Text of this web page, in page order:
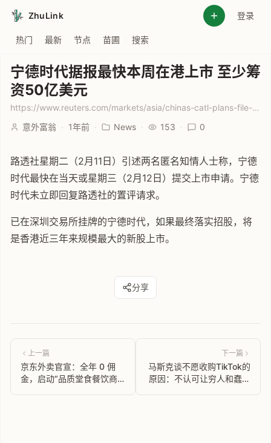
ZhuLink 登录
热门 最新 节点 苗圃 搜索
宁德时代据报最快本周在港上市 至少筹
资50亿美元
https://www.reuters.com/markets/asia/chinas-catl-plans-file-hong-kong-listing-application-raise-least-5-billion-this-2025-02-11/
意外富翁 · 1年前 · News · 153 · 0
路透社星期二（2月11日）引述两名匿名知情人士称，宁德
时代最快在当天或星期三（2月12日）提交上市申请。宁德
时代未立即回复路透社的置评请求。
已在深圳交易所挂牌的宁德时代，如果最终落实招股，将
是香港近三年来规模最大的新股上市。
分享
上一篇
京东外卖官宣：全年 0 佣
金，启动“品质堂食餐饮商
下一篇
马斯克谈不愿收购TikTok的
原因：不认可让穷人和蠢人